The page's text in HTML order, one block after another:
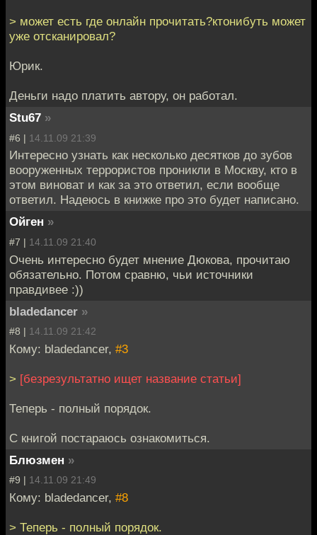
> может есть где онлайн прочитать?ктонибуть может
уже отсканировал?
Юрик.
Деньги надо платить автору, он работал.
Stu67 »
#6 | 14.11.09 21:39
Интересно узнать как несколько десятков до зубов
вооруженных террористов проникли в Москву, кто в
этом виноват и как за это ответил, если вообще
ответил. Надеюсь в книжке про это будет написано.
Ойген »
#7 | 14.11.09 21:40
Очень интересно будет мнение Дюкова, прочитаю
обязательно. Потом сравню, чьи источники
правдивее :))
bladedancer »
#8 | 14.11.09 21:42
Кому: bladedancer, #3
> [безрезультатно ищет название статьи]
Теперь - полный порядок.
С книгой постараюсь ознакомиться.
Блюзмен »
#9 | 14.11.09 21:49
Кому: bladedancer, #8
> Теперь - полный порядок.